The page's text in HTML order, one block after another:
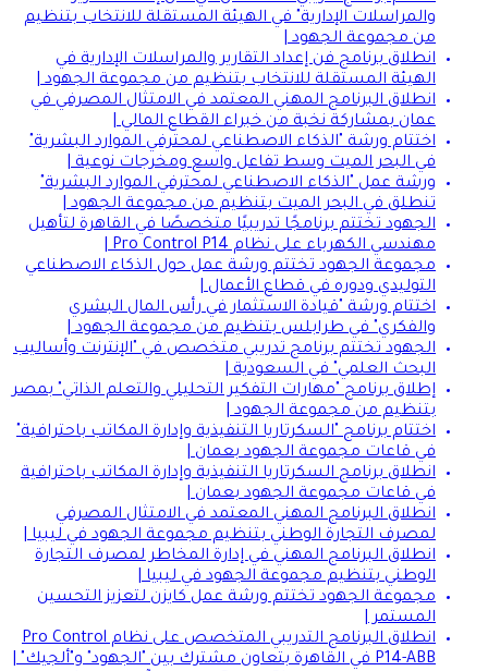
والمراسلات الإدارية" في الهيئة المستقلة للانتخاب بتنظيم
من مجموعة الجهود |
انطلاق برنامج فن إعداد التقارير والمراسلات الإدارية في
الهيئة المستقلة للانتخاب بتنظيم من مجموعة الجهود |
انطلاق البرنامج المهني المعتمد في الامتثال المصرفي في
عمان بمشاركة نخبة من خبراء القطاع المالي |
اختتام ورشة "الذكاء الاصطناعي لمحترفي الموارد البشرية"
في البحر الميت وسط تفاعل واسع ومخرجات نوعية |
ورشة عمل "الذكاء الاصطناعي لمحترفي الموارد البشرية"
تنطلق في البحر الميت بتنظيم من مجموعة الجهود |
الجهود تختتم برنامجًا تدريبيًا متخصصًا في القاهرة لتأهيل
مهندسي الكهرباء على نظام Pro Control P14 |
مجموعة الجهود تختتم ورشة عمل حول الذكاء الاصطناعي
التوليدي ودوره في قطاع الأعمال |
اختتام ورشة "قيادة الاستثمار في رأس المال البشري
والفكري" في طرابلس بتنظيم من مجموعة الجهود |
الجهود تختتم برنامج تدريبي متخصص في "الإنترنت وأساليب
البحث العلمي" في السعودية |
إطلاق برنامج "مهارات التفكير التحليلي والتعلم الذاتي" بمصر
بتنظيم من مجموعة الجهود |
اختتام برنامج "السكرتاريا التنفيذية وإدارة المكاتب باحترافية"
في قاعات مجموعة الجهود بعمان |
انطلاق برنامج السكرتاريا التنفيذية وإدارة المكاتب باحترافية
في قاعات مجموعة الجهود بعمان |
انطلاق البرنامج المهني المعتمد في الامتثال المصرفي
لمصرف التجارة الوطني بتنظيم مجموعة الجهود في ليبيا |
انطلاق البرنامج المهني في إدارة المخاطر لمصرف التجارة
الوطني بتنظيم مجموعة الجهود في ليبيا |
مجموعة الجهود تختتم ورشة عمل كايزن لتعزيز التحسين
المستمر |
انطلاق البرنامج التدريبي المتخصص على نظام Pro Control
P14-ABB في القاهرة بتعاون مشترك بين "الجهود" و"ألجيك" |